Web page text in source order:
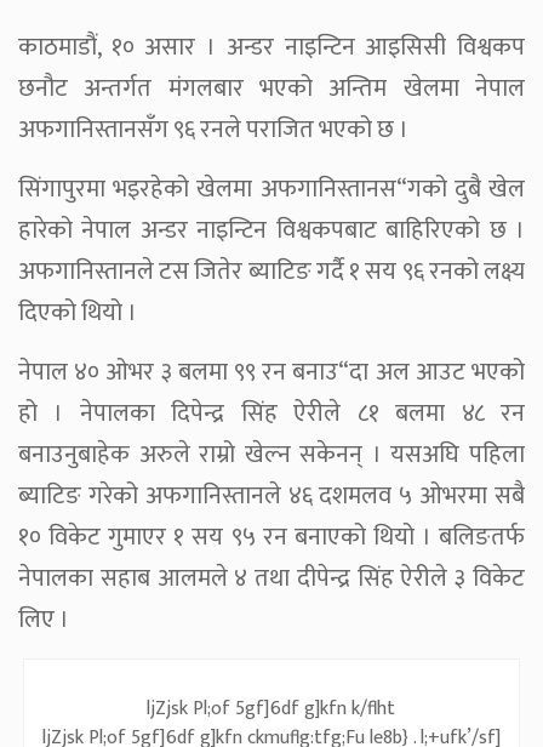
काठमाडौं, १० असार । अन्डर नाइन्टिन आइसिसी विश्वकप
छनौट अन्तर्गत मंगलबार भएको अन्तिम खेलमा नेपाल
अफगानिस्तानसँग ९६ रनले पराजित भएको छ ।
सिंगापुरमा भइरहेको खेलमा अफगानिस्तानस“गको दुबै खेल
हारेको नेपाल अन्डर नाइन्टिन विश्वकपबाट बाहिरिएको छ ।
अफगानिस्तानले टस जितेर ब्याटिङ गर्दै १ सय ९६ रनको लक्ष्य
दिएको थियो ।
नेपाल ४० ओभर ३ बलमा ९९ रन बनाउ“दा अल आउट भएको
हो । नेपालका दिपेन्द्र सिंह ऐरीले ८१ बलमा ४८ रन
बनाउनुबाहेक अरुले राम्रो खेल्न सकेनन् । यसअघि पहिला
ब्याटिङ गरेको अफगानिस्तानले ४६ दशमलव ५ ओभरमा सबै
१० विकेट गुमाएर १ सय ९५ रन बनाएको थियो । बलिङतर्फ
नेपालका सहाब आलमले ४ तथा दीपेन्द्र सिंह ऐरीले ३ विकेट
लिए ।
ljZjsk Pl;of 5gf]6df g]kfn k/flht
ljZjsk Pl;of 5gf]6df g]kfn ckmuflg:tfg;Fu le8b} . l;+ufk’/sf]